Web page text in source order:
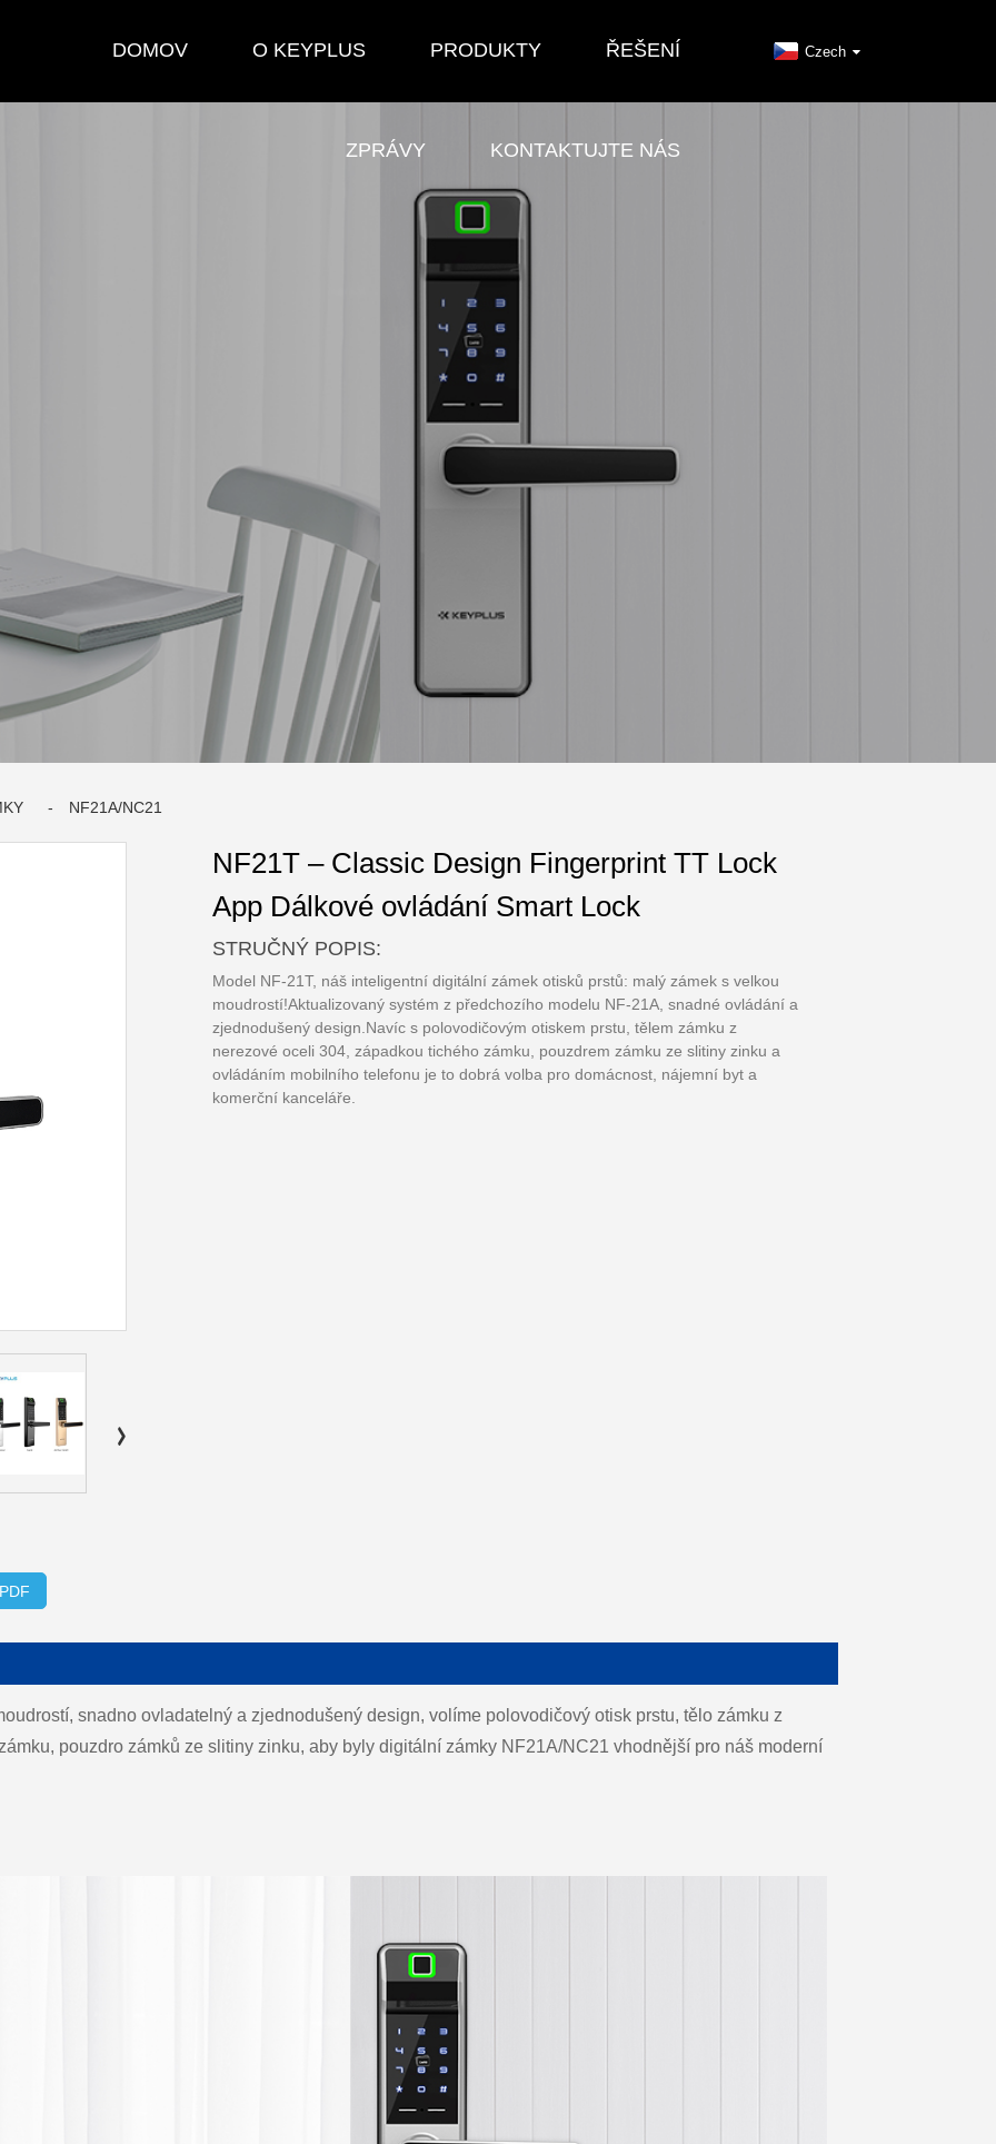
DOMOV O KEYPLUS PRODUKTY ŘEŠENÍ
ZPRÁVY KONTAKTUJTE NÁS
Czech
NF21A/NC21
NF21T – Classic Design Fingerprint TT Lock
App Dálkové ovládání Smart Lock
STRUČNÝ POPIS:
Model NF-21T, náš inteligentní digitální zámek otisků prstů: malý zámek s velkou
moudrostí!Aktualizovaný systém z předchozího modelu NF-21A, snadné ovládání a
zjednodušený design.Navíc s polovodičovým otiskem prstu, tělem zámku z
nerezové oceli 304, západkou tichého zámku, pouzdrem zámku ze slitiny zinku a
ovládáním mobilního telefonu je to dobrá volba pro domácnost, nájemní byt a
komerční kanceláře.
snadno ovladatelný a zjednodušený design, volíme polovodičový otisk prstu, tělo zámku z
pouzdro zámků ze slitiny zinku, aby byly digitální zámky NF21A/NC21 vhodnější pro náš moderní